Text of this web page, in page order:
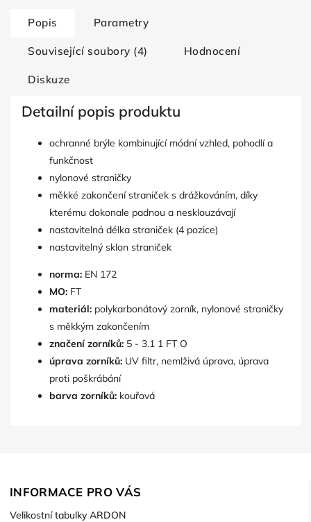
Popis Parametry
Související soubory (4) Hodnocení
Diskuze
Detailní popis produktu
ochranné brýle kombinující módní vzhled, pohodlí a
funkčnost
nylonové straničky
měkké zakončení straniček s drážkováním, díky
kterému dokonale padnou a nesklouzávají
nastavitelná délka straniček (4 pozice)
nastavitelný sklon straniček
norma: EN 172
MO: FT
materiál: polykarbonátový zorník, nylonové straničky
s měkkým zakončením
značení zorníků: 5 - 3.1 1 FT O
úprava zorníků: UV filtr, nemlživá úprava, úprava
proti poškrábání
barva zorníků: kouřová
INFORMACE PRO VÁS
Velikostní tabulky ARDON